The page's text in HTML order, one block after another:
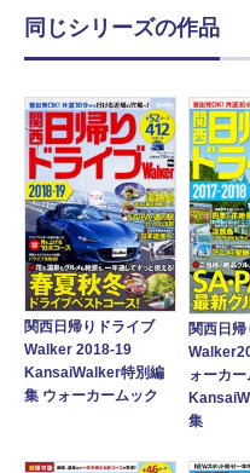
同じシリーズの作品
関西日帰りドライブ
Walker 2018-19
KansaiWalker特別編
集 ウォーカームック
関西日
ォーカー
集